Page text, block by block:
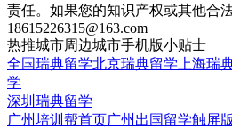
责任。如果您的知识产权或其他合
18615226315@163.com
热推城市周边城市手机版小贴士
全国瑞典留学北京瑞典留学 上海瑞
学
深圳瑞典留学
广州培训帮首页广州出国留学触屏版